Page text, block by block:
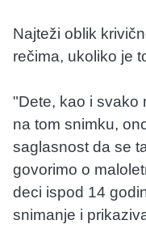
Najteži oblik
rečima, ukoliko je
"Dete, kao i svako
na tom snimku,
saglasnost da se
govorimo o
deci ispod 14
snimanje i